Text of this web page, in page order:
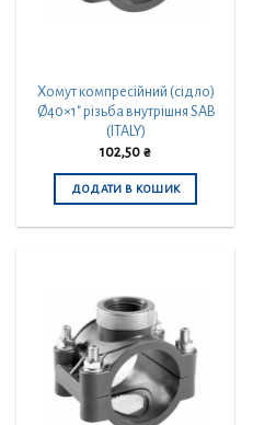
Хомут компресійний (сідло)
Ø40×1″ різьба внутрішня SAB
(ITALY)
102,50 ₴
ДОДАТИ В КОШИК